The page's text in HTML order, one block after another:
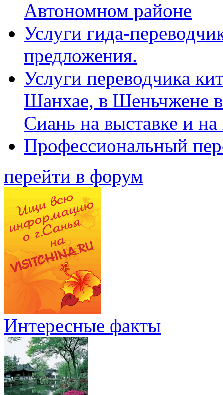
Автономном районе
Услуги гида-
предложения.
Услуги переводчика
Шанхае, в Шеньчжене
Сиань на выставке и
Профессиональный
перейти в форум
Интересные факты